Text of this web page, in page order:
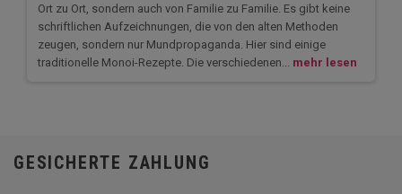
Ort zu Ort, sondern auch von Familie zu Familie. Es gibt keine
schriftlichen Aufzeichnungen, die von den alten Methoden
zeugen, sondern nur Mundpropaganda. Hier sind einige
traditionelle Monoi-Rezepte. Die verschiedenen... mehr lesen
GESICHERTE ZAHLUNG